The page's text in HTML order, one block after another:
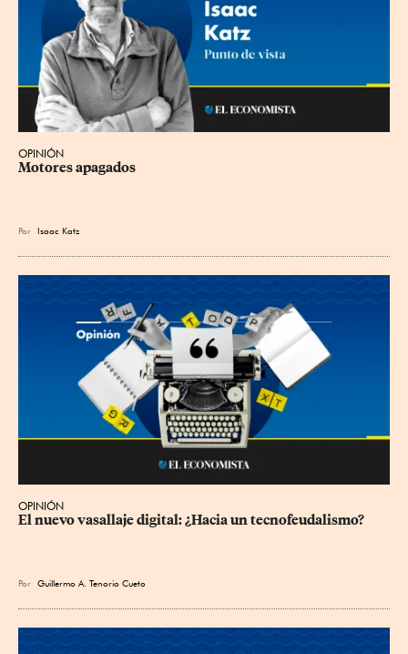
OPINIÓN
Motores apagados
Por Isaac Katz
OPINIÓN
El nuevo vasallaje digital: ¿Hacia un tecnofeudalismo?
Por Guillermo A. Tenorio Cueto